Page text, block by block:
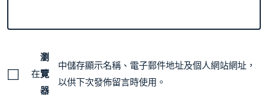
在
瀏
覽
器
中儲存顯示名稱、電子郵件地址及個人網站網址，
以供下次發佈留言時使用。